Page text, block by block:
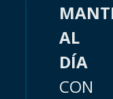
AL
DÍA
CON